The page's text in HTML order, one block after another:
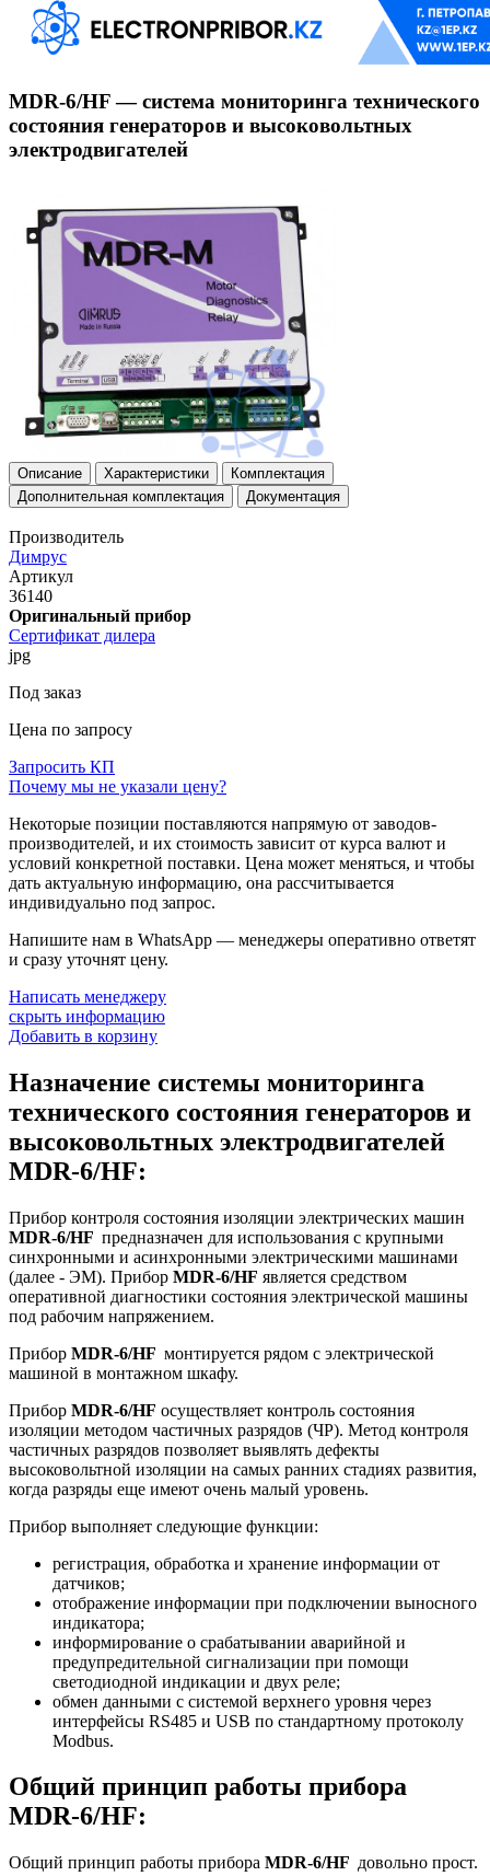
MDR-6/HF — система мониторинга технического
состояния генераторов и высоковольтных
электродвигателей
Описание Характеристики
Комплектация
Дополнительная комплектация
Документация
Производитель
Димрус
Артикул
36140
Оригинальный прибор
Сертификат дилера
jpg
Под заказ
Цена по запросу
Запросить КП
Почему мы не указали цену?
Некоторые позиции поставляются напрямую от заводов-
производителей, и их стоимость зависит от курса валют и
условий конкретной поставки. Цена может меняться, и чтобы
дать актуальную информацию, она рассчитывается
индивидуально под запрос.
Напишите нам в WhatsApp — менеджеры оперативно ответят
и сразу уточнят цену.
Написать менеджеру
скрыть информацию
Добавить в корзину
Назначение системы мониторинга
технического состояния генераторов и
высоковольтных электродвигателей
MDR-6/HF:
Прибор контроля состояния изоляции электрических машин
MDR-6/HF предназначен для использования с крупными
синхронными и асинхронными электрическими машинами
(далее - ЭМ). Прибор MDR-6/HF является средством
оперативной диагностики состояния электрической машины
под рабочим напряжением.
Прибор MDR-6/HF монтируется рядом с электрической
машиной в монтажном шкафу.
Прибор MDR-6/HF осуществляет контроль состояния
изоляции методом частичных разрядов (ЧР). Метод контроля
частичных разрядов позволяет выявлять дефекты
высоковольтной изоляции на самых ранних стадиях развития,
когда разряды еще имеют очень малый уровень.
Прибор выполняет следующие функции:
регистрация, обработка и хранение информации от
датчиков;
отображение информации при подключении выносного
индикатора;
информирование о срабатывании аварийной и
предупредительной сигнализации при помощи
светодиодной индикации и двух реле;
обмен данными с системой верхнего уровня через
интерфейсы RS485 и USB по стандартному протоколу
Modbus.
Общий принцип работы прибора
MDR-6/HF:
Общий принцип работы прибора MDR-6/HF довольно прост.